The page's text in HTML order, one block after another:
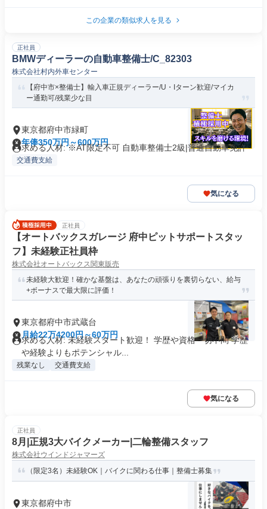
この企業の類似求人を見る
正社員
BMWディーラーの自動車整備士/C_82303
株式会社村内外車センター
【府中市×整備士】輸入車正規ディーラー/U・Iターン歓迎/マイカ
ー通勤可/残業少な目
東京都府中市緑町
年俸350万円～600万円
求める人材: ※AT限定不可 自動車整備士2級|普通自動車免許
交通費支給
気になる
正社員
【オートバックスガレージ 府中ピットサポートスタッ
フ】未経験正社員枠
株式会社オートバックス関東販売
未経験大歓迎！確かな基盤は、あなたの頑張りを裏切らない、給与
+ボーナスで最大限に評価！
東京都府中市武蔵台
月給22万4200円～60万円
求める人材: 未経験スタート歓迎！ 学歴や資格一切不問 学歴
や経験よりもポテンシャル...
残業なし 交通費支給
気になる
正社員
8月|正規3大バイクメーカー|二輪整備スタッフ
株式会社ウインドジャマーズ
（限定3名）未経験OK｜バイクに関わる仕事｜整備士募集
東京都府中市